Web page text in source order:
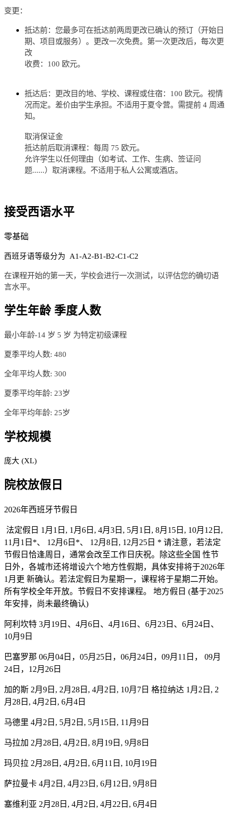
变更：
抵达前：您最多可在抵达前两周更改已确认的预订（开始日
期、项目或服务）。更改一次免费。第一次更改后，每次更
改
收费：100 欧元。
抵达后：更改目的地、学校、课程或住宿：100 欧元。视情
况而定。差价由学生承担。不适用于夏令营。需提前 4 周通
知。
取消保证金
抵达前后取消课程：每周 75 欧元。
允许学生以任何理由（如考试、工作、生病、签证问
题......）取消课程。不适用于私人公寓或酒店。
接受西语水平
零基础
西班牙语等级分为 A1-A2-B1-B2-C1-C2
在课程开始的第一天，学校会进行一次测试，以评估您的确切语
言水平。
学生年龄 季度人数
最小年龄-14 岁 5 岁 为特定初级课程
夏季平均人数: 480
全年平均人数: 300
夏季平均年龄: 23岁
全年平均年龄: 25岁
学校规模
庞大 (XL)
院校放假日
2026年西班牙节假日
法定假日 1月1日, 1月6日, 4月3日, 5月1日, 8月15日, 10月12日,
11月1日*、 12月6日*、 12月8日, 12月25日 * 请注意，若法定
节假日恰逢周日，通常会改至工作日庆祝。除这些全国 性节
日外，各城市还将增设六个地方性假期，具体安排将于2026年
1月更 新确认。若法定假日为星期一，课程将于星期二开始。
所有学校全年开放。节假日不安排课程。 地方假日 (基于2025
年安排，尚未最终确认)
阿利坎特 3月19日、4月6日、4月16日、6月23日、6月24日、
10月9日
巴塞罗那 06月04日，05月25日，06月24日，09月11日， 09月
24日，12月26日
加的斯 2月9日, 2月28日, 4月2日, 10月7日 格拉纳达 1月2日, 2
月28日, 4月2日, 6月4日
马德里 4月2日, 5月2日, 5月15日, 11月9日
马拉加 2月28日, 4月2日, 8月19日, 9月8日
玛贝拉 2月28日, 4月2日, 6月11日, 10月19日
萨拉曼卡 4月2日, 4月23日, 6月12日, 9月8日
塞维利亚 2月28日, 4月2日, 4月22日, 6月4日